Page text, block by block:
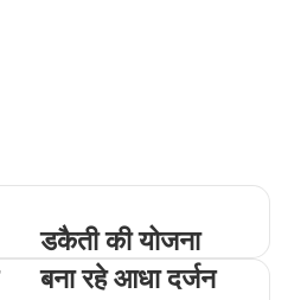
डकैती की योजना
बना रहे आधा दर्जन